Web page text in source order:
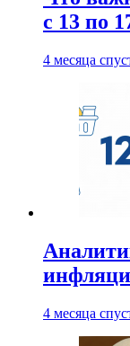
с 13 по
4 месяца
4 месяца